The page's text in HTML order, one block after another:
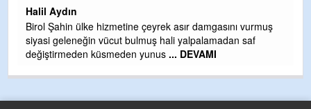
Halil Aydın
Birol Şahin ülke hizmetine çeyrek asır damgasını vurmuş
siyasi geleneğin vücut bulmuş hali yalpalamadan saf
değiştirmeden küsmeden yunus ... DEVAMI